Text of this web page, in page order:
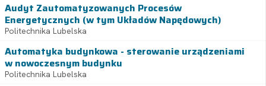
Audyt Zautomatyzowanych Procesów
Energetycznych (w tym Układów Napędowych)
Politechnika Lubelska
Automatyka budynkowa - sterowanie urządzeniami
w nowoczesnym budynku
Politechnika Lubelska